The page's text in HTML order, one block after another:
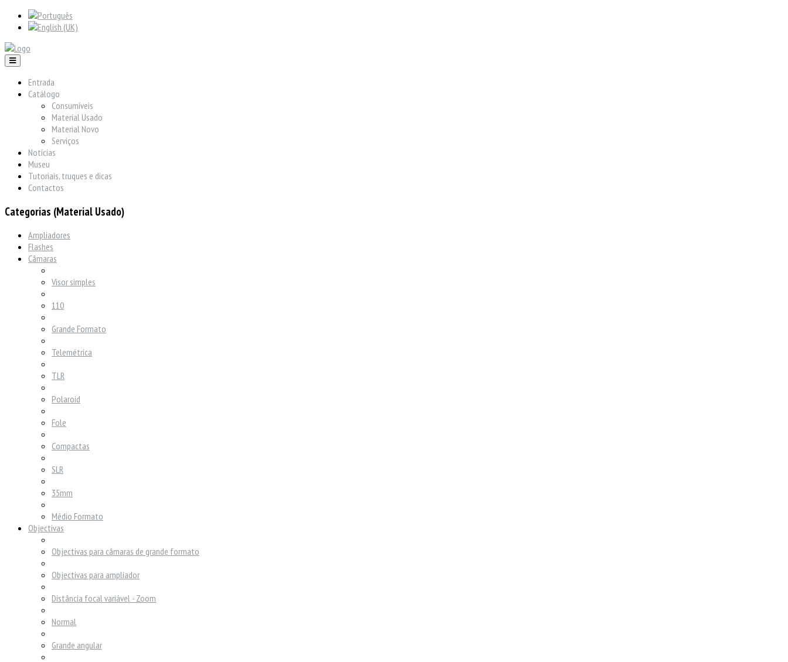
Entrada
Catálogo
Consumíveis
Material Usado
Material Novo
Serviços
Notícias
Museu
Tutoriais, truques e dicas
Contactos
Categorias (Material Usado)
Ampliadores
Flashes
Câmaras
Visor simples
110
Grande Formato
Telemétrica
TLR
Polaroid
Fole
Compactas
SLR
35mm
Médio Formato
Objectivas
Objectivas para câmaras de grande formato
Objectivas para ampliador
Distância focal variável - Zoom
Normal
Grande angular